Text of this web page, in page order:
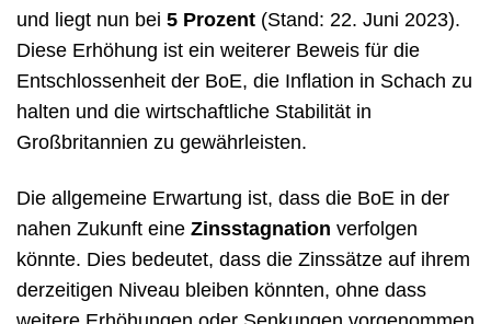
und liegt nun bei 5 Prozent (Stand: 22. Juni 2023).
Diese Erhöhung ist ein weiterer Beweis für die
Entschlossenheit der BoE, die Inflation in Schach zu
halten und die wirtschaftliche Stabilität in
Großbritannien zu gewährleisten.
Die allgemeine Erwartung ist, dass die BoE in der
nahen Zukunft eine Zinsstagnation verfolgen
könnte. Dies bedeutet, dass die Zinssätze auf ihrem
derzeitigen Niveau bleiben könnten, ohne dass